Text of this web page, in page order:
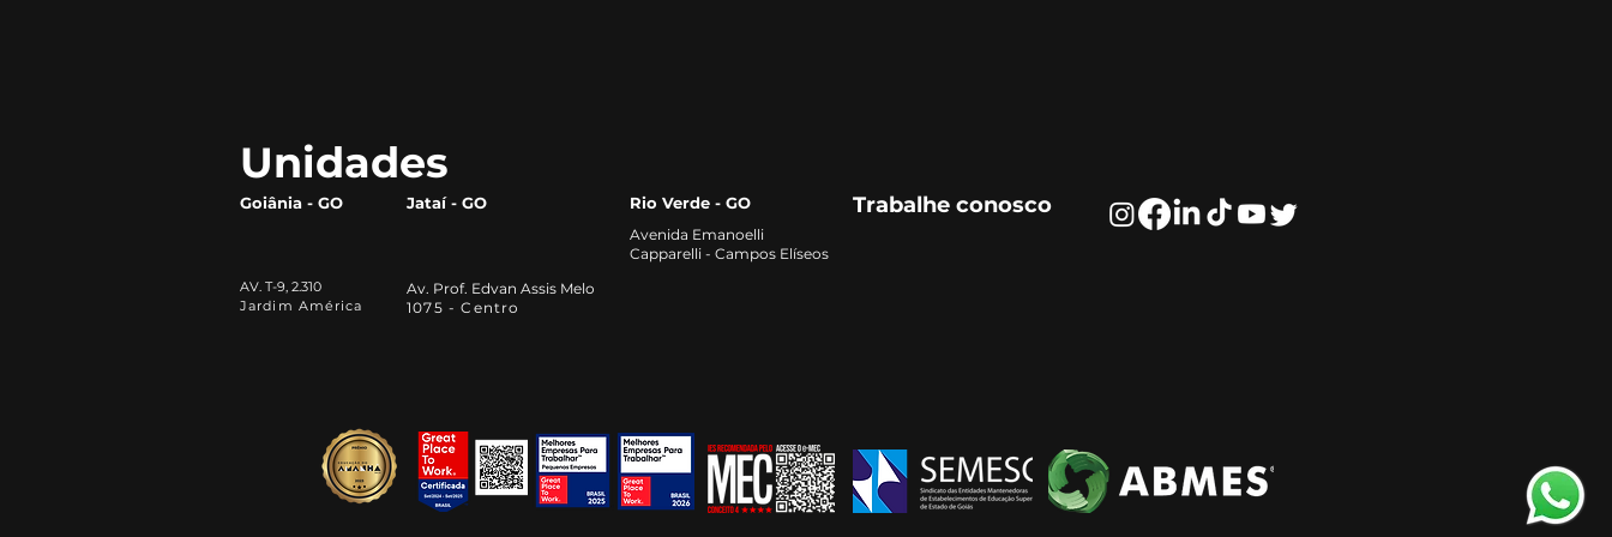
Unidades
Goiânia - GO Jataí - GO
AV. T-9, 2.310
Jardim América
Av. Prof. Edvan Assis Melo
1075 - Centro
Trabalhe conosco
Rio Verde - GO
Avenida Emanoelli
Capparelli - Campos Elíseos